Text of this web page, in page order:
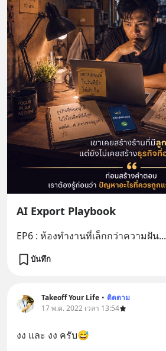
AI Export Playbook
EP6 : ห้องทำงานที่เล็กกว่าความฝัน...
บันทึก
Takeoff Your Life • ติดตาม
17 พ.ค. 2022 เวลา 13:54
งง และ งง ครับ😅